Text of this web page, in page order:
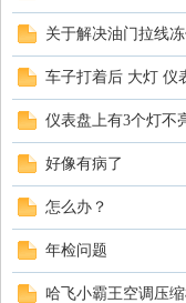
关于解决油门拉线
车子打着后 大灯 仪
仪表盘上有3个灯不
好像有病了
怎么办？
年检问题
哈飞小霸王空调压